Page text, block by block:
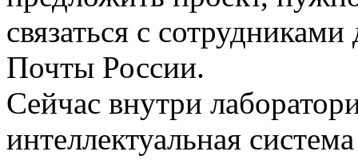
связаться с
Почты России.
Сейчас внутри
интеллектуальная